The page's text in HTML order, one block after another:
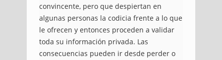
convincente, pero que despiertan en
algunas personas la codicia frente a lo que
le ofrecen y entonces proceden a validar
toda su información privada. Las
consecuencias pueden ir desde perder o